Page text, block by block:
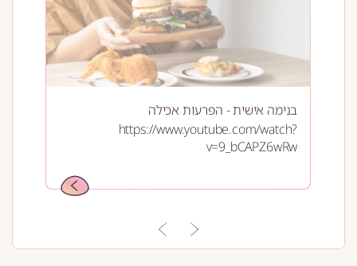
בנימה אישית - הפרעות אכילה
https://www.youtube.com/watch?
v=9_bCAPZ6wRw